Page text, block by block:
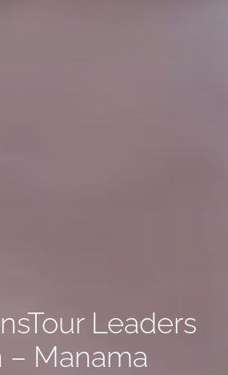
Leaders
– Manama